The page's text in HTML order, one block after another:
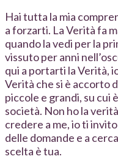
Hai tutta la mia
a forzarti. La Verità fa
quando la vedi per la
vissuto per anni
qui a portarti la Verità,
Verità che si è accorto
piccole e grandi, su cui
società. Non ho la
credere a me, io ti
delle domande e a
scelta è tua.